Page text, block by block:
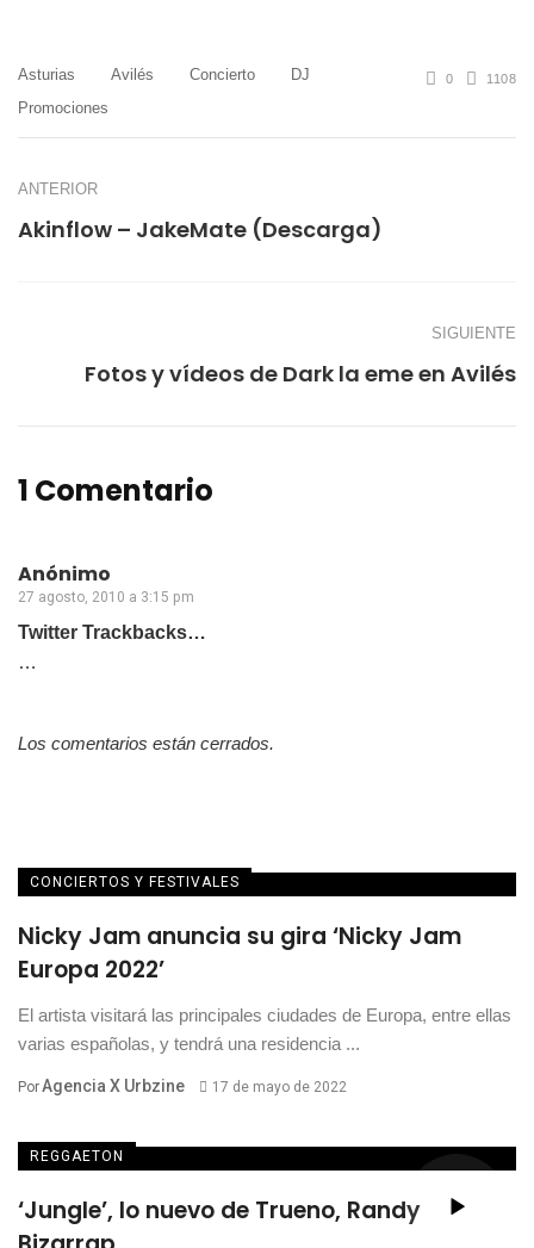
Asturias Avilés Concierto
DJ
Promociones
0 1108
ANTERIOR
Akinflow – JakeMate (Descarga)
SIGUIENTE
Fotos y vídeos de Dark la eme en Avilés
1 Comentario
Anónimo
27 agosto, 2010 a 3:15 pm
Twitter Trackbacks…
…
Los comentarios están cerrados.
CONCIERTOS Y FESTIVALES
Nicky Jam anuncia su gira ‘Nicky Jam
Europa 2022’
El artista visitará las principales ciudades de Europa, entre ellas
varias españolas, y tendrá una residencia ...
PorAgencia X Urbzine 17 de mayo de 2022
REGGAETON
‘Jungle’, lo nuevo de Trueno, Randy y